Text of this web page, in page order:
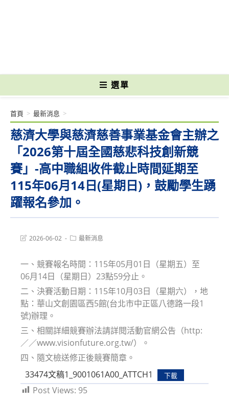
選單
慈濟大學與慈濟慈善事業基金會主辦之
「2026第十屆全國慈悲科技創新競
賽」-高中職組收件截止時間延期至
115年06月14日(星期日)，鼓勵學生踴
躍報名參加。
首頁 > 最新消息 >
Post2026-06-02
Post最新消息
一、競賽報名時間：115年05月01日（星期五）至
06月14日（星期日）23點59分止。
二、決賽活動日期：115年10月03日（星期六），地
點：華山文創園區西5館(台北市中正區八德路一段1
號)辦理。
三、相關詳細競賽辦法請詳閱活動官網公告（http:
／／www.visionfuture.org.tw/）。
四、隨文檢送修正後競賽簡章。
33474文稿1_9001061A00_ATTCH1
下載
Post Views: 95